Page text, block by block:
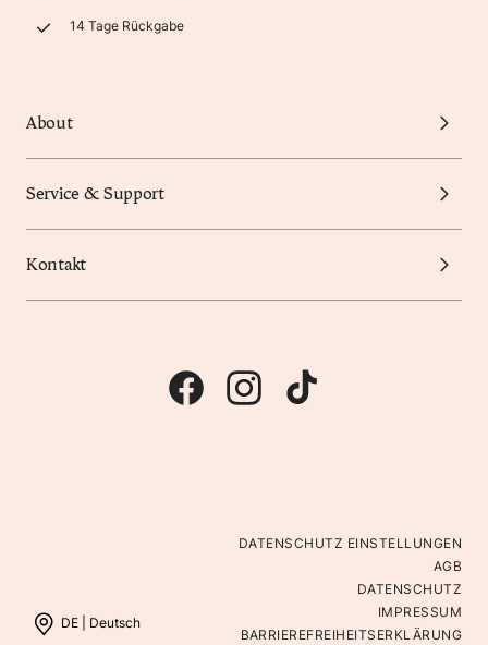
14 Tage Rückgabe
About
Service & Support
Kontakt
DE | Deutsch
DATENSCHUTZ EINSTELLUNGEN
AGB
DATENSCHUTZ
IMPRESSUM
BARRIEREFREIHEITSERKLÄRUNG